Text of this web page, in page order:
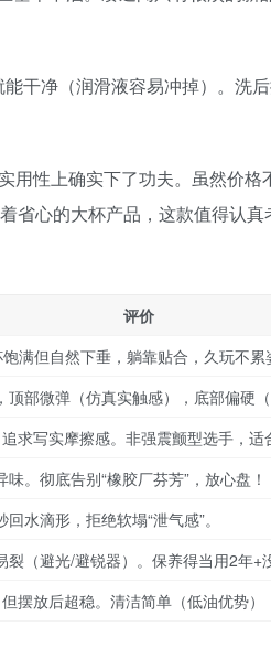
干净（润滑液容易冲掉）。洗
用性上确实下了功夫。虽然价
心的大杯产品，这款值得认真
评价
满但自然下垂，躺靠贴合，久玩不累
部微弹（仿真实触感），底部偏硬
求写实摩擦感。非强震颤型选手，适
。彻底告别“橡胶厂芬芳”，放心盘！
水滴形，拒绝软塌“泄气感”。
（避光/避锐器）。保养得当用2年+
摆放后超稳。清洁简单（低油优势）